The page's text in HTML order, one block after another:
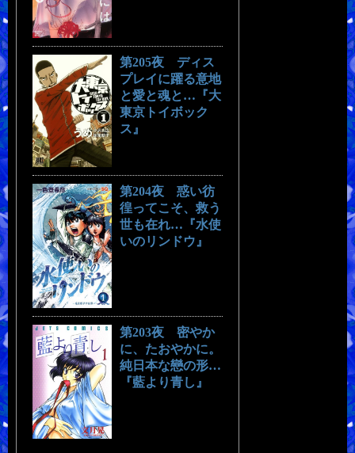
第205夜 ディス
プレイに躍る意地
と愛と魂と…『大
東京トイボック
ス』
第204夜 惑い彷
徨ってこそ、救う
世も在れ…『水使
いのリンドウ』
第203夜 密やか
に、たおやかに。
純日本な戀の形…
『藍より青し』